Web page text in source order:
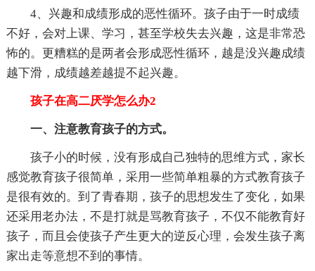
4、兴趣和成绩形成的恶性循环。孩子由于一时成绩
不好，会对上课、学习，甚至学校失去兴趣，这是非常恐
怖的。更糟糕的是两者会形成恶性循环，越是没兴趣成绩
越下滑，成绩越差越提不起兴趣。
孩子在高二厌学怎么办2
一、注意教育孩子的方式。
孩子小的时候，没有形成自己独特的思维方式，家长
感觉教育孩子很简单，采用一些简单粗暴的方式教育孩子
是很有效的。到了青春期，孩子的思想发生了变化，如果
还采用老办法，不是打就是骂教育孩子，不仅不能教育好
孩子，而且会使孩子产生更大的逆反心理，会发生孩子离
家出走等意想不到的事情。